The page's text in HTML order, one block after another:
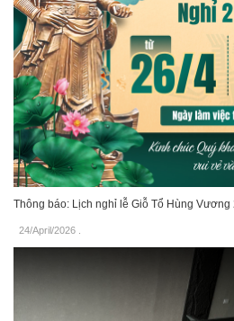
Thông báo: Lịch nghỉ lễ Giỗ Tổ Hùng Vương
24/April/2026